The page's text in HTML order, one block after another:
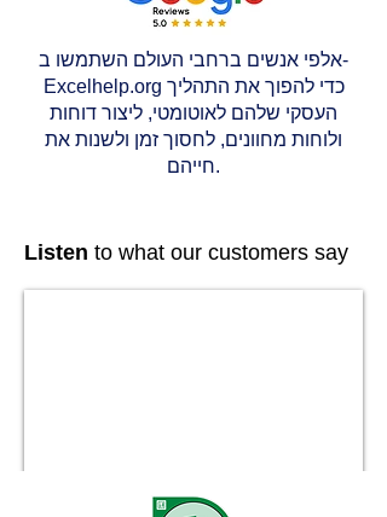
אלפי אנשים ברחבי העולם השתמשו ב-
Excelhelp.org כדי להפוך את התהליך
העסקי שלהם לאוטומטי, ליצור דוחות
ולוחות מחוונים, לחסוך זמן ולשנות את
חייהם.
Listen to what our customers say